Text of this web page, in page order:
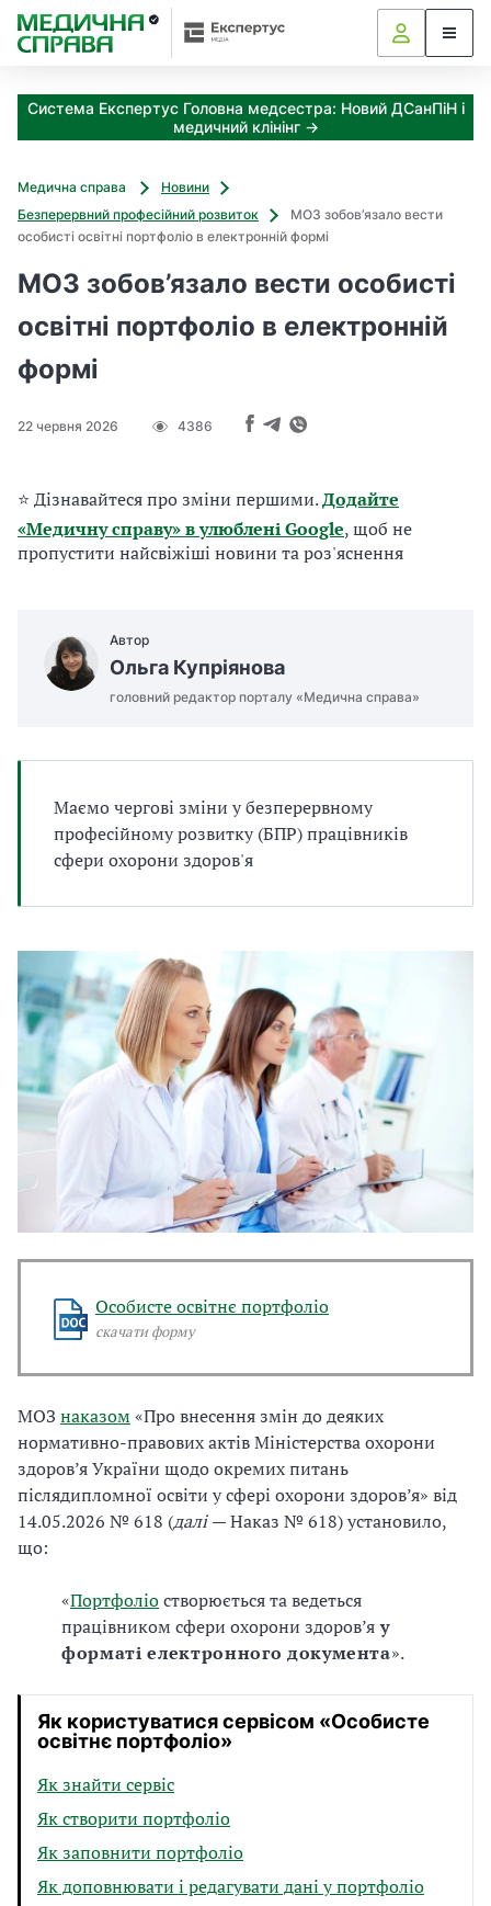
Система Експертус Головна медсестра: Новий ДСанПіН і
медичний клінінг →
Медична справа
Новини
Безперервний професійний розвиток
МОЗ зобов’язало вести
особисті освітні портфоліо в електронній формі
МОЗ зобов’язало вести особисті
освітні портфоліо в електронній
формі
22 червня 2026 4386
⭐ Дізнавайтеся про зміни першими.Додайте
«Медичну справу» в улюблені Google, щоб не
пропустити найсвіжіші новини та роз'яснення
Автор
Ольга Купріянова
головний редактор порталу «Медична справа»
Маємо чергові зміни у безперервному
професійному розвитку (БПР) працівників
сфери охорони здоров'я
Особисте освітнє портфоліо
скачати форму
МОЗ наказом«Про внесення змін до деяких
нормативно-правових актів Міністерства охорони
здоров’я України щодо окремих питань
післядипломної освіти у сфері охорони здоров’я» від
14.05.2026 № 618 (далі— Наказ № 618) установило,
що:
«Портфоліостворюється та ведеться
працівником сфери охорони здоров’яу
форматі електронного документа».
Як користуватися сервісом «Особисте
освітнє портфоліо»
Як знайти сервіс
Як створити портфоліо
Як заповнити портфоліо
Як доповнювати і редагувати дані у портфоліо
З
а
к
з
о
д
м
о
ж
р
т
и